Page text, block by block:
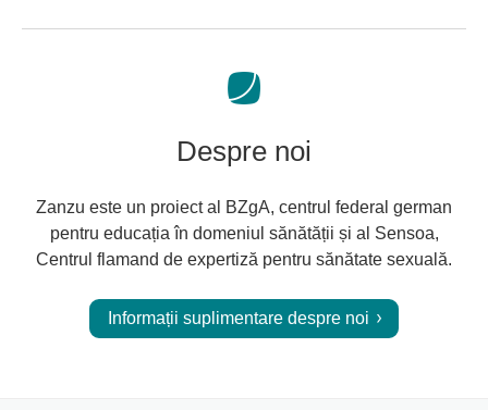
Despre noi
Zanzu este un proiect al BZgA, centrul federal german
pentru educația în domeniul sănătății și al Sensoa,
Centrul flamand de expertiză pentru sănătate sexuală.
Informații suplimentare despre noi